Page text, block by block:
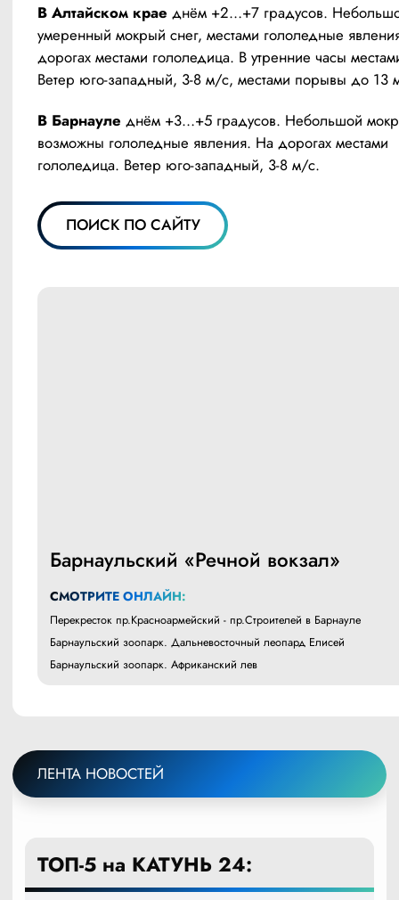
В Алтайском крае днём +2…+7 градусов.
умеренный мокрый снег, местами гололедные
дорогах местами гололедица. В утренние часы
Ветер юго-западный, 3-8 м/с, местами порывы до 13
В Барнауле днём +3…+5 градусов. Небольшой
возможны гололедные явления. На дорогах местами
гололедица. Ветер юго-западный, 3-8 м/с.
ПОИСК ПО САЙТУ
Барнаульский «Речной вокзал»
СМОТРИТЕ ОНЛАЙН:
Перекресток пр.Красноармейский - пр.Строителей в Барнауле
Барнаульский зоопарк. Дальневосточный леопард Елисей
Барнаульский зоопарк. Африканский лев
ЛЕНТА НОВОСТЕЙ
ТОП-5 на КАТУНЬ 24: